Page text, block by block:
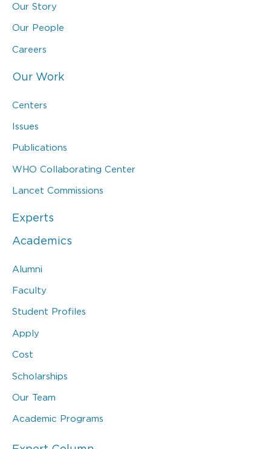
Our Story
Our People
Careers
Our Work
Centers
Issues
Publications
WHO Collaborating Center
Lancet Commissions
Experts
Academics
Alumni
Faculty
Student Profiles
Apply
Cost
Scholarships
Our Team
Academic Programs